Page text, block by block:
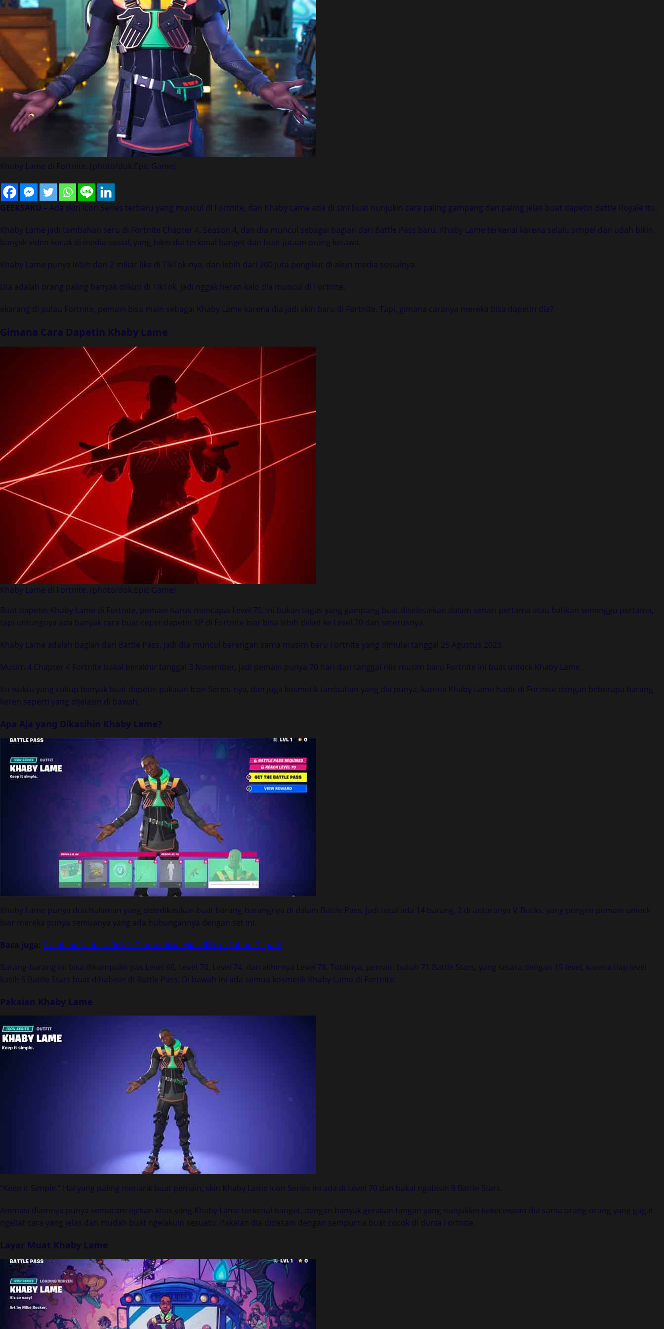
Khaby Lame di Fortnite. (photo/dok.Epic Game)
GEEKSAKU – Ada skin Icon Series terbaru yang muncul di Fortnite, dan Khaby Lame ada di sini buat nunjukin cara paling gampang dan paling jelas buat dapetin Battle Royale itu.
Khaby Lame jadi tambahan seru di Fortnite Chapter 4, Season 4, dan dia muncul sebagai bagian dari Battle Pass baru. Khaby Lame terkenal karena selalu simpel dan udah bikin
banyak video kocak di media sosial, yang bikin dia terkenal banget dan buat jutaan orang ketawa.
Khaby Lame punya lebih dari 2 miliar like di TikTok-nya, dan lebih dari 200 juta pengikut di akun media sosialnya.
Dia adalah orang paling banyak diikuti di TikTok, jadi nggak heran kalo dia muncul di Fortnite.
ekarang di pulau Fortnite, pemain bisa main sebagai Khaby Lame karena dia jadi skin baru di Fortnite. Tapi, gimana caranya mereka bisa dapetin dia?
Gimana Cara Dapetin Khaby Lame
Khaby Lame di Fortnite. (photo/dok.Epic Game)
Buat dapetin Khaby Lame di Fortnite, pemain harus mencapai Level 70. Ini bukan tugas yang gampang buat diselesaikan dalam sehari pertama atau bahkan seminggu pertama,
tapi untungnya ada banyak cara buat cepet dapetin XP di Fortnite biar bisa lebih deket ke Level 70 dan seterusnya.
Khaby Lame adalah bagian dari Battle Pass, jadi dia muncul barengan sama musim baru Fortnite yang dimulai tanggal 25 Agustus 2023.
Musim 4 Chapter 4 Fortnite bakal berakhir tanggal 3 November, jadi pemain punya 70 hari dari tanggal rilis musim baru Fortnite ini buat unlock Khaby Lame.
Itu waktu yang cukup banyak buat dapetin pakaian Icon Series-nya, dan juga kosmetik tambahan yang dia punya, karena Khaby Lame hadir di Fortnite dengan beberapa barang
keren seperti yang dijelasin di bawah.
Apa Aja yang Dikasihin Khaby Lame?
Khaby Lame punya dua halaman yang didedikasikan buat barang-barangnya di dalam Battle Pass. Jadi total ada 14 barang, 2 di antaranya V-Bucks, yang pengen pemain unlock
biar mereka punya semuanya yang ada hubungannya dengan set ini.
Baca juga: Granblue Fantasy Relink Diumumkan Akan Rilis di Tahun Depan!
Barang-barang ini bisa dikumpulin pas Level 66, Level 70, Level 74, dan akhirnya Level 78. Totalnya, pemain butuh 71 Battle Stars, yang setara dengan 15 level, karena tiap level
kasih 5 Battle Stars buat dihabisin di Battle Pass. Di bawah ini ada semua kosmetik Khaby Lame di Fortnite:
Pakaian Khaby Lame
“Keep it Simple.” Hal yang paling menarik buat pemain, skin Khaby Lame Icon Series ini ada di Level 70 dan bakal ngabisin 9 Battle Stars.
Animasi diamnya punya semacam ejekan khas yang Khaby Lame terkenal banget, dengan banyak gerakan tangan yang nunjukkin kekecewaan dia sama orang-orang yang gagal
ngeliat cara yang jelas dan mudah buat ngelakuin sesuatu. Pakaian dia didesain dengan sempurna buat cocok di dunia Fortnite.
Layar Muat Khaby Lame